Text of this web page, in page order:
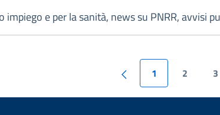
e per la sanità, news su PNRR, avvisi
1 2 3